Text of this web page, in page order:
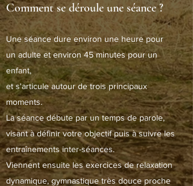
Comment se déroule une séance ?
Une séance dure environ une heure pour
un adulte et environ 45 minutes pour un
enfant,
et s'articule autour de trois principaux
moments.
La séance débute par un temps de parole,
visant à définir votre objectif puis à suivre les
entraînements inter-séances.
Viennent ensuite les exercices de relaxation
dynamique, gymnastique très douce proche